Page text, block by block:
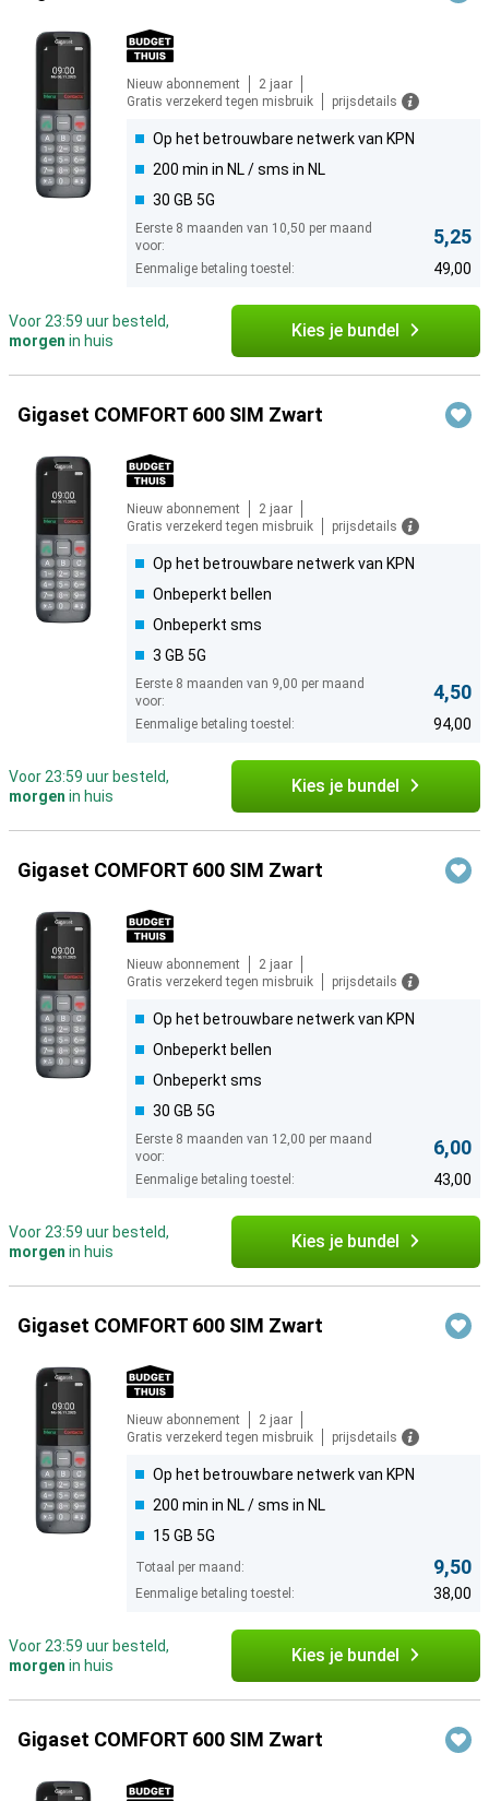
Nieuw abonnement
2 jaar
Gratis verzekerd tegen misbruik
prijsdetails
Op het betrouwbare netwerk van KPN
200 min in NL / sms in NL
30 GB 5G
Eerste 8 maanden van 10,50 per maand
voor:
5,25
Eenmalige betaling toestel: 49,00
Voor 23:59 uur besteld,
morgen in huis Kies je bundel
Gigaset COMFORT 600 SIM Zwart
Nieuw abonnement
2 jaar
Gratis verzekerd tegen misbruik
prijsdetails
Op het betrouwbare netwerk van KPN
Onbeperkt bellen
Onbeperkt sms
3 GB 5G
Eerste 8 maanden van 9,00 per maand
voor:
4,50
Eenmalige betaling toestel: 94,00
Voor 23:59 uur besteld,
morgen in huis Kies je bundel
Gigaset COMFORT 600 SIM Zwart
Nieuw abonnement
2 jaar
Gratis verzekerd tegen misbruik
prijsdetails
Op het betrouwbare netwerk van KPN
Onbeperkt bellen
Onbeperkt sms
30 GB 5G
Eerste 8 maanden van 12,00 per maand
voor:
6,00
Eenmalige betaling toestel: 43,00
Voor 23:59 uur besteld,
morgen in huis Kies je bundel
Gigaset COMFORT 600 SIM Zwart
Nieuw abonnement
2 jaar
Gratis verzekerd tegen misbruik
prijsdetails
Op het betrouwbare netwerk van KPN
200 min in NL / sms in NL
15 GB 5G
Totaal per maand: 9,50
Eenmalige betaling toestel: 38,00
Voor 23:59 uur besteld,
morgen in huis Kies je bundel
Gigaset COMFORT 600 SIM Zwart